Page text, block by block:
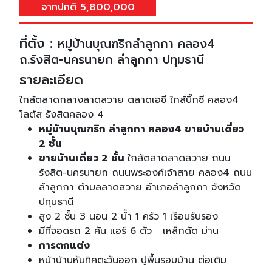
จากปกติ 5,800,000
ที่ตั้ง : หมู่บ้านบุณฑริกลำลูกกา คลอง4
ถ.รังสิต-นครนายก ลำลูกกา ปทุมธานี
รายละเอียด
ใกล้ตลาดกลางลาดสวาย ตลาดเอซี ใกล้บิ๊กซี คลอง4
โลตัส รังสิตคลอง 4
หมู่บ้านบุณฑริก ลำลูกกา คลอง4 ขายบ้านเดี่ยว
2 ชั้น
ขายบ้านเดี่ยว 2 ชั้นใกล้ตลาดลาดสวาย ถนน
รังสิต-นครนายก ถนนพระองค์เจ้าสาย คลอง4 ถนน
ลำลูกกา ตำบลลาดสวาย อำเภอลำลูกกา จังหวัด
ปทุมธานี
สูง 2 ชั้น 3 นอน 2 น้ำ 1 ครัว 1 เรือนรับรอง
มีที่จอดรถ 2 คัน แอร์ 6 ตัว เหล็กดัด ม่าน
การตกแต่ง
หน้าบ้านหันทิศตะวันออก ปูพื้นรอบบ้าน ต่อเติม